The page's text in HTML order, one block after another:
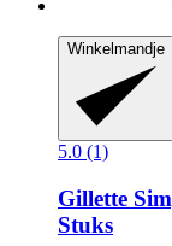
Winkelmandje
5.0 (1)
Gillette
Stuks